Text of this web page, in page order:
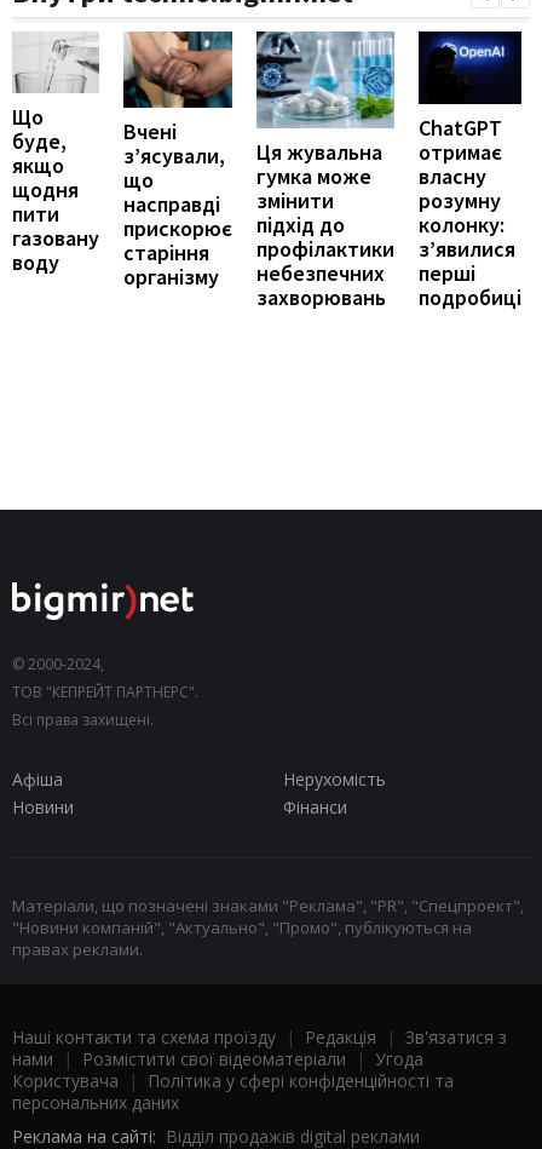
Що
буде,
якщо
щодня
пити
газовану
воду
Вчені
з’ясували,
що
насправді
прискорює
старіння
організму
Ця жувальна
гумка може
змінити
підхід до
профілактики
небезпечних
захворювань
ChatGPT
отримає
власну
розумну
колонку:
з’явилися
перші
подробиці
© 2000-2024,
ТОВ "КЕПРЕЙТ ПАРТНЕРС".
Всі права захищені.
Афіша
Нерухомість
Новини
Фінанси
Матеріали, що позначені знаками "Реклама", "PR", "Спецпроект",
"Новини компаній", "Актуально", "Промо", публікуються на
правах реклами.
Наші контакти та схема проїзду | Редакція | Зв'язатися з
нами | Розмістити свої відеоматеріали | Угода
Користувача |
Політика у сфері конфіденційності та
персональних даних
Реклама на сайті: Відділ продажів digital реклами